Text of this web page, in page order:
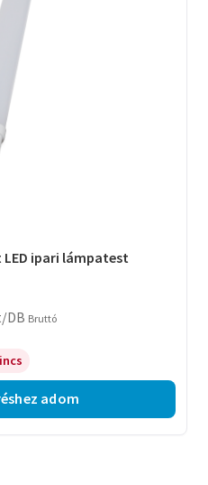
LED ipari lámpatest
/DB Bruttó
adom